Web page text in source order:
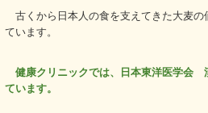
古くから日本人の食を支えてきた大麦
ています。
健康クリニックでは、日本東洋医学会
ています。